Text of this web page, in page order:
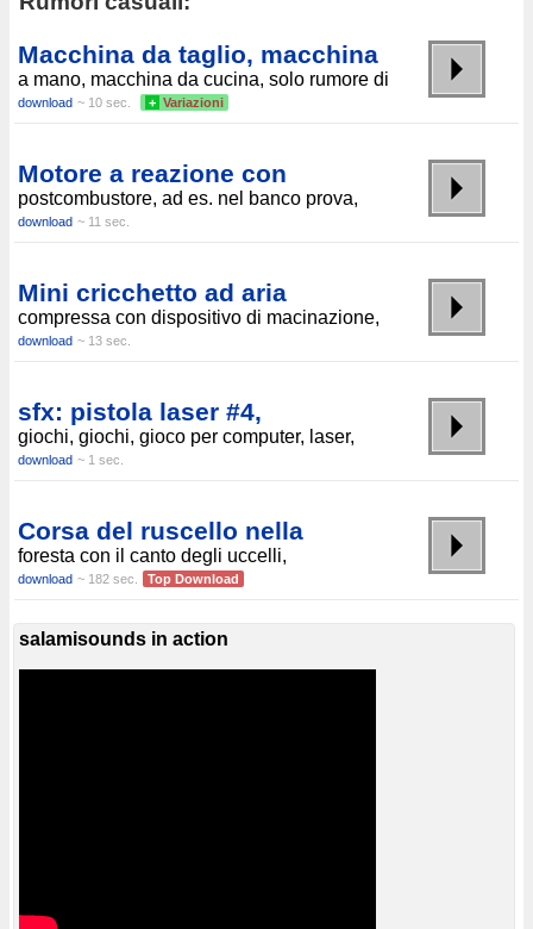
Macchina da taglio, macchina
a mano, macchina da cucina, solo rumore di
download ~ 10 sec. + Variazioni
Motore a reazione con
postcombustore, ad es. nel banco prova,
download ~ 11 sec.
Mini cricchetto ad aria
compressa con dispositivo di macinazione,
download ~ 13 sec.
sfx: pistola laser #4,
giochi, giochi, gioco per computer, laser,
download ~ 1 sec.
Corsa del ruscello nella
foresta con il canto degli uccelli,
download ~ 182 sec. Top Download
salamisounds in action